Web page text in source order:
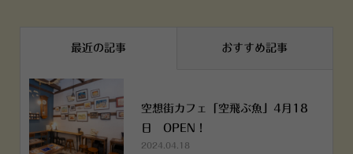
最近の記事 おすすめ記事
空想街カフェ「空飛ぶ魚」4月18
日 OPEN！
2024.04.18